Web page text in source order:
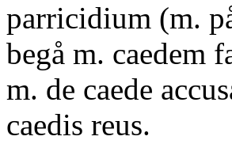
parricidium (m.
begå m. caedem
m. de caede
caedis reus.